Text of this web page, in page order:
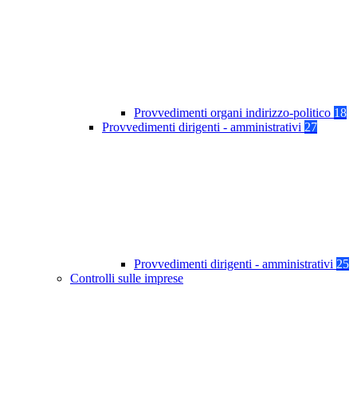
Provvedimenti organi indirizzo-politico 18
Provvedimenti dirigenti - amministrativi 27
Provvedimenti dirigenti - amministrativi 25
Controlli sulle imprese